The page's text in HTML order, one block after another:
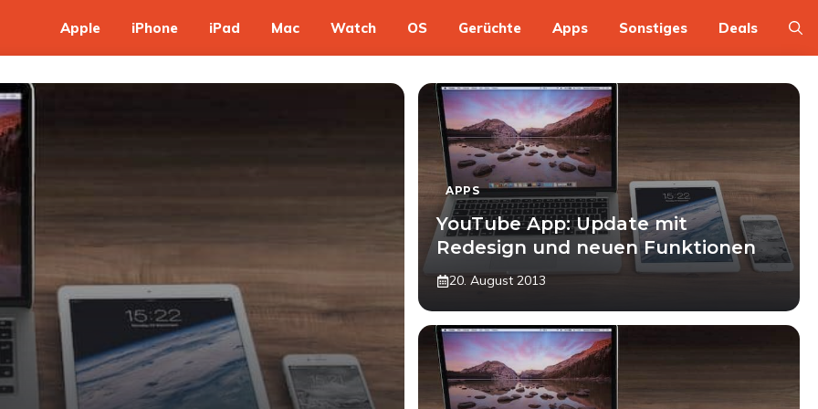
Apple iPhone iPad Mac Watch OS Gerüchte Apps Sonstiges Deals
APPS
YouTube App: Update mit
Redesign und neuen Funktionen
20. August 2013